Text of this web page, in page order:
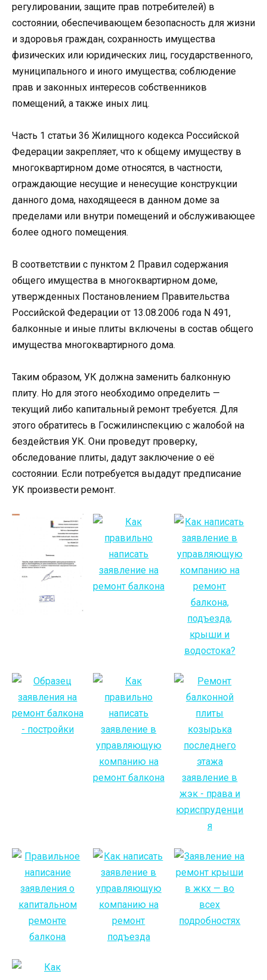
регулировании, защите прав потребителей) в
состоянии, обеспечивающем безопасность для жизни
и здоровья граждан, сохранность имущества
физических или юридических лиц, государственного,
муниципального и иного имущества; соблюдение
прав и законных интересов собственников
помещений, а также иных лиц.
Часть 1 статьи 36 Жилищного кодекса Российской
Федерации закрепляет, что к общему имуществу в
многоквартирном доме относятся, в частности,
ограждающие несущие и ненесущие конструкции
данного дома, находящееся в данном доме за
пределами или внутри помещений и обслуживающее
более одного помещения.
В соответствии с пунктом 2 Правил содержания
общего имущества в многоквартирном доме,
утвержденных Постановлением Правительства
Российской Федерации от 13.08.2006 года N 491,
балконные и иные плиты включены в состав общего
имущества многоквартирного дома.
Таким образом, УК должна заменить балконную
плиту. Но для этого необходимо определить —
текущий либо капитальный ремонт требуется. Для
этого обратитесь в Госжилинспекцию с жалобой на
бездействия УК. Они проведут проверку,
обследование плиты, дадут заключение о её
состоянии. Если потребуется выдадут предписание
УК произвести ремонт.